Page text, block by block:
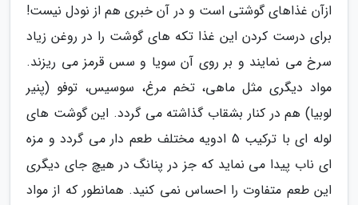
ازآن غذاهای گوشتی است و در آن خبری هم از نودل نیست!
برای درست کردن این غذا تکه های گوشت را در روغن زیاد
سرخ می نمایند و بر روی آن سویا و سس قرمز می ریزند.
مواد دیگری مثل ماهی، تخم مرغ، سوسیس، توفو (پنیر
لوبیا) هم در کنار بشقاب گذاشته می گردد. این گوشت های
لوله ای با ترکیب 5 ادویه مختلف طعم دار می گردد و مزه
ای ناب پیدا می نماید که جز در پنانگ در هیچ جای دیگری
این طعم متفاوت را احساس نمی کنید. همانطور که از مواد